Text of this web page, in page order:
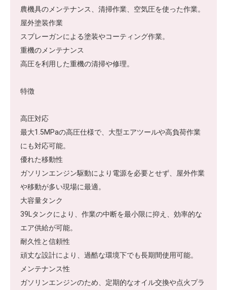
農機具のメンテナンス、清掃作業、空気圧を使った作業。
屋外塗装作業
スプレーガンによる塗装やコーティング作業。
重機のメンテナンス
高圧を利用した重機の清掃や修理。
特徴
高圧対応
最大1.5MPaの高圧仕様で、大型エアツールや高負荷作業
にも対応可能。
優れた移動性
ガソリンエンジン駆動により電源を必要とせず、屋外作業
や移動が多い現場に最適。
大容量タンク
39Lタンクにより、作業の中断を最小限に抑え、効率的な
エア供給が可能。
耐久性と信頼性
頑丈な設計により、過酷な環境下でも長期間使用可能。
メンテナンス性
ガソリンエンジンのため、定期的なオイル交換や点火プラ